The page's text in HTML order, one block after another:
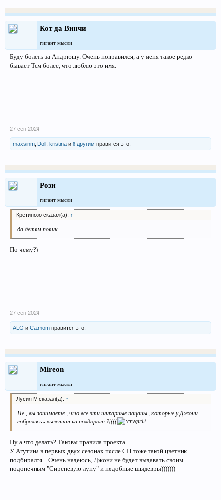
Кот да Винчи
гигант мысли
Буду болеть за Андрюшу. Очень понравился, а у меня такое редко
бывает Тем более, что люблю это имя.
27 сен 2024
maxsinm Doll kristina и 8 другим нравится это.
Рози
гигант мысли
Кретинозо сказал(а): ↑
да детям пояик
По чему?)
27 сен 2024
ALG и Catmom нравится это.
Mireon
гигант мысли
Лусия М сказал(а): ↑
Не , вы понимаете , что все эти шикарные пацаны , которые у Джони
собрались - вылетят на полдороги ?((((
Ну а что делать? Таковы правила проекта.
У Агутина в первых двух сезонах после СП тоже такой цветник
подбирался... Очень надеюсь, Джони не будет выдавать своим
подопечным "Сиреневую луну" и подобные шыдевры)))))))